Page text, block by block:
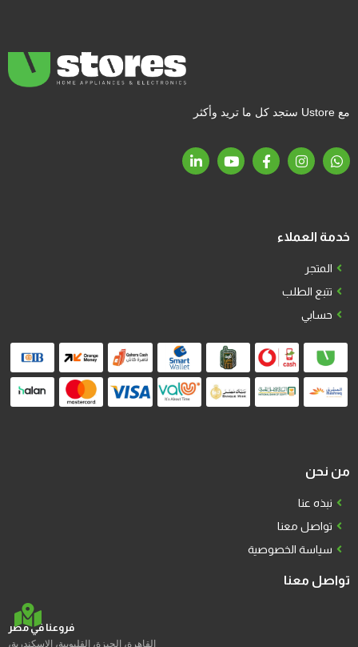
مع Ustore ستجد كل ما تريد وأكثر
خدمة العملاء
المتجر
تتبع الطلب
حسابي
من نحن
نبذه عنا
تواصل معنا
سياسة الخصوصية
تواصل معنا
فروعنا في مصر
القاهرة، الجيزة، القليوبية، الإسكندرية،